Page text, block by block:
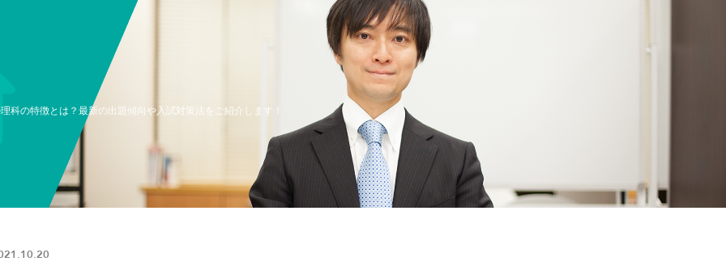
科の特徴とは？最新の出題傾向や入試対策法をご紹介します！